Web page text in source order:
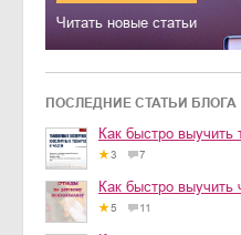
Читать новые статьи
ПОСЛЕДНИЕ СТАТЬИ БЛОГА
Как быстро выучить
3 7
Как быстро выучить
5 11